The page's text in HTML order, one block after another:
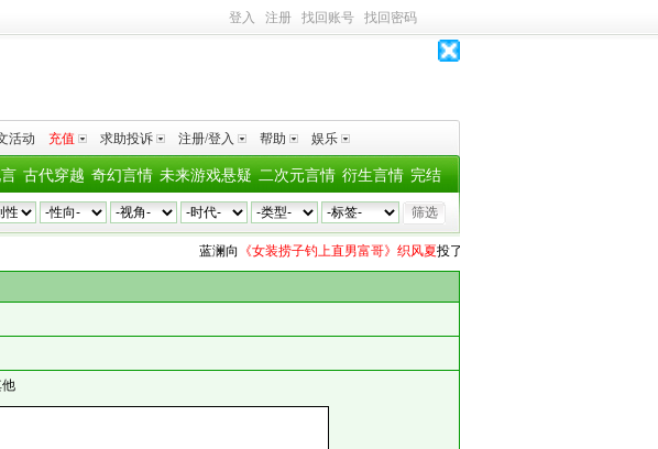
登入 注册 找回账号 找回密码
活动 充值 求助投诉 注册/登入 帮助 娱乐
完结
衍生言情
二次元言情
未来游戏悬疑
奇幻言情
古代穿越
蓝澜向《女装捞子钓上直男富哥》织风夏投了2个深水鱼雷